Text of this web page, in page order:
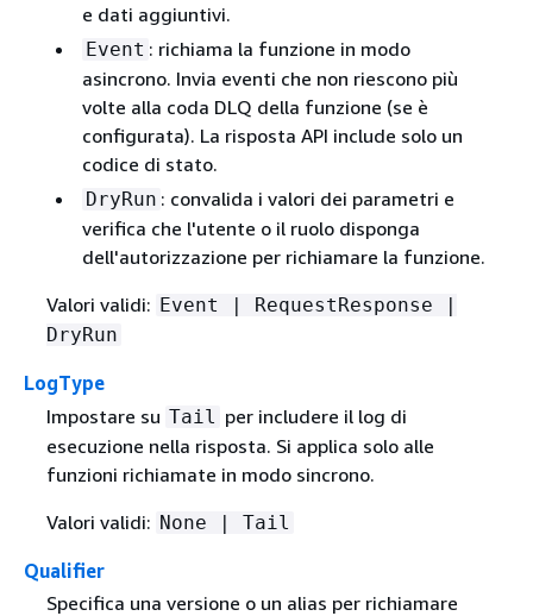
e dati aggiuntivi.
Event : richiama la funzione in modo
asincrono. Invia eventi che non riescono più
volte alla coda DLQ della funzione (se è
configurata). La risposta API include solo un
codice di stato.
DryRun : convalida i valori dei parametri e
verifica che l'utente o il ruolo disponga
dell'autorizzazione per richiamare la funzione.
Valori validi: Event | RequestResponse |
DryRun
LogType
Impostare su Tail
per includere il log di
esecuzione nella risposta. Si applica solo alle
funzioni richiamate in modo sincrono.
Valori validi: None | Tail
Qualifier
Specifica una versione o un alias per richiamare